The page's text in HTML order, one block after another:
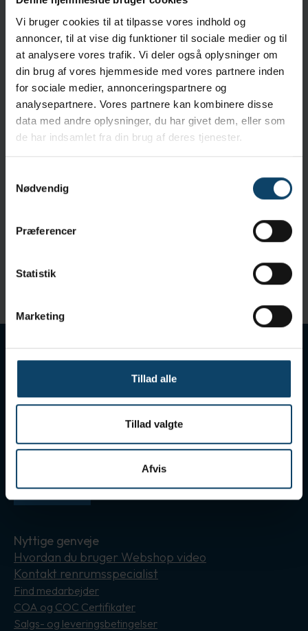
Vi bruger cookies til at tilpasse vores indhold og
annoncer, til at vise dig funktioner til sociale medier og til
at analysere vores trafik. Vi deler også oplysninger om
din brug af vores hjemmeside med vores partnere inden
for sociale medier, annonceringspartnere og
analysepartnere. Vores partnere kan kombinere disse
data med andre oplysninger, du har givet dem, eller som
de har indsamlet fra din brug af deres tjenester.
Nødvendig
Præferencer
Statistik
Marketing
Tillad alle
Tillad valgte
Afvis
to-use and is efficacious against bacteria, fungi,
moulds, yeasts, viruses and spores.
Anvendelse
Log 6 kill against Bacillus subtilis in 60 secs saves
time spent on biodecontamination
Egenskaber
Sterile version ideal for Grade A and B cleanrooms
Contains no quaternary ammonium or surfactant so it's
Renrumsklassificering: GRADE A/B
Sterilitet: Steril
Hypochlorous acid in purified water
Tilmeld nyhedsbrev
Modtag vores nyhedsbreve med nyt om leverandører,
Gå til tilmelding
Hold dig orienteret omkring Holm & Halby på de sociale
InstagramLinkedIn
Nyttige genveje
Hvordan du bruger Webshop video
Kontakt renrumsspecialist
Find medarbejder
COA og COC Certifikater
Salgs- og leveringsbetingelser